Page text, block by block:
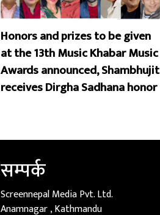
Honors and prizes to be given
at the 13th Music Khabar Music
Awards announced, Shambhujit
receives Dirgha Sadhana honor
सम्पर्क
Screennepal Media Pvt. Ltd.
Anamnagar , Kathmandu